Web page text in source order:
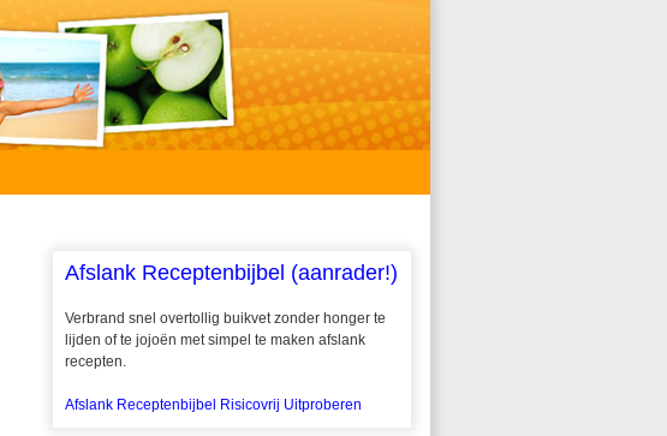
Afslank Receptenbijbel (aanrader!)
Verbrand snel overtollig buikvet zonder honger te
lijden of te jojoën met simpel te maken afslank
recepten.
Afslank Receptenbijbel Risicovrij Uitproberen